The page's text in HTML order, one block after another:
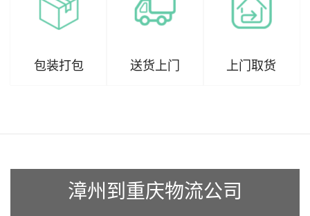
包装打包 送货上门 上门取货
漳州到重庆物流公司